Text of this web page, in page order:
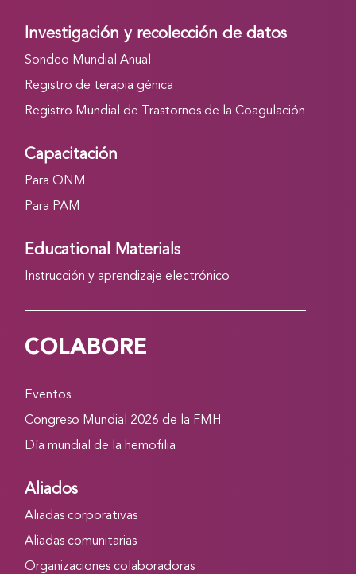
Investigación y recolección de datos
Sondeo Mundial Anual
Registro de terapia génica
Registro Mundial de Trastornos de la Coagulación
Capacitación
Para ONM
Para PAM
Educational Materials
Instrucción y aprendizaje electrónico
COLABORE
Eventos
Congreso Mundial 2026 de la FMH
Día mundial de la hemofilia
Aliados
Aliadas corporativas
Aliadas comunitarias
Organizaciones colaboradoras